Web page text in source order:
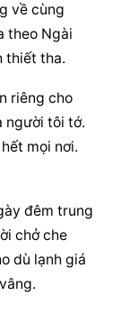
về cùng
theo Ngài
thiết tha.
riêng cho
người tôi tớ.
mọi nơi.
đêm trung
chở che
dù lạnh giá